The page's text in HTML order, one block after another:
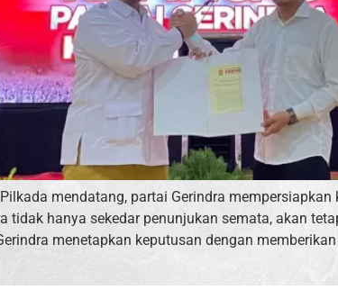
mendatang, partai Gerindra
tidak hanya sekedar penunjukan semata, akan
menetapkan keputusan dengan